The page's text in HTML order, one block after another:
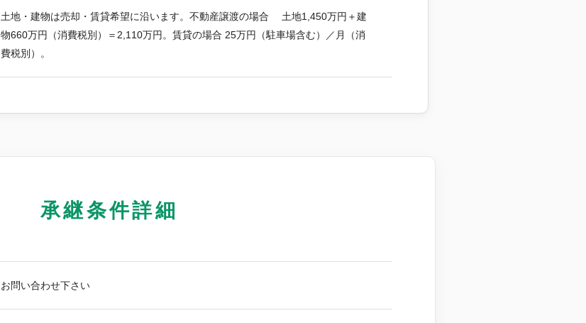
土地・建物は売却・賃貸希望に沿います。不動産譲渡の場合 土地1,450万円＋建
物660万円（消費税別）＝2,110万円。賃貸の場合 25万円（駐車場含む）／月（消
費税別）。
承継条件詳細
お問い合わせ下さい